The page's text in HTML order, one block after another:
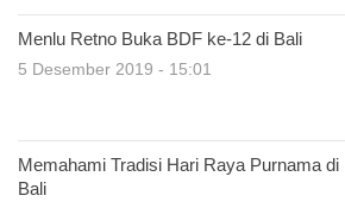
Menlu Retno Buka BDF ke-12 di Bali
5 Desember 2019 - 15:01
Memahami Tradisi Hari Raya Purnama di
Bali